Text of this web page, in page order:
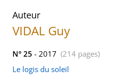
Auteur
VIDAL Guy
N° 25 - 2017 (214 pages)
Le logis du soleil